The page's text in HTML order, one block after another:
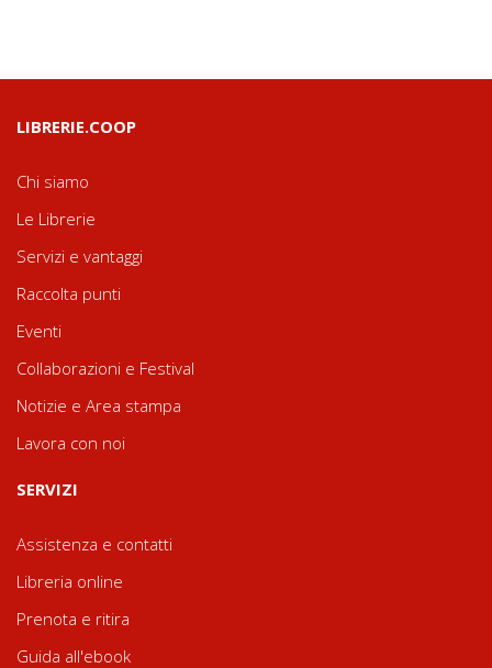
LIBRERIE.COOP
Chi siamo
Le Librerie
Servizi e vantaggi
Raccolta punti
Eventi
Collaborazioni e Festival
Notizie e Area stampa
Lavora con noi
SERVIZI
Assistenza e contatti
Libreria online
Prenota e ritira
Guida all'ebook